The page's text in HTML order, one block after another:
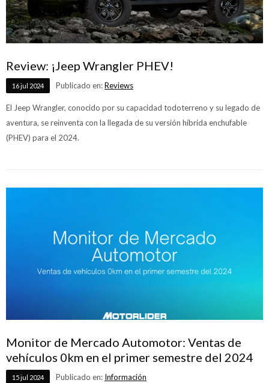
Review: ¡Jeep Wrangler PHEV!
16jul 2024 Publicado en:Reviews
El Jeep Wrangler, conocido por su capacidad todoterreno y su legado de
aventura, se reinventa con la llegada de su versión híbrida enchufable
(PHEV) para el 2024.
Monitor de Mercado Automotor: Ventas de
vehículos 0km en el primer semestre del 2024
15jul 2024 Publicado en: Información